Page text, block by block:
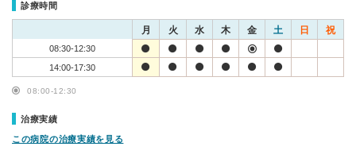
診療時間
月 火 水 木 金 土 日 祝
08:30-12:30
14:00-17:30
08:00-12:30
治療実績
この病院の治療実績を見る